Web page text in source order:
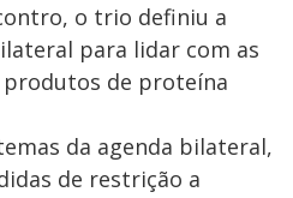
o trio definiu a
para lidar com as
de proteína
da agenda bilateral,
de restrição a